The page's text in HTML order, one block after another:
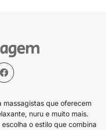
que oferecem
nuru e muito mais.
o estilo que combina